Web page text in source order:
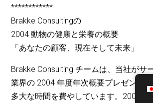
************
Brakke Consultingの
2004 動物の健康と栄養の概要
「あなたの顧客、現在そして未来」
Brakke Consulting チームは、当社がサ
業界の 2004 年度年次概要プレゼンテ
多大な時間を費やしています。2004